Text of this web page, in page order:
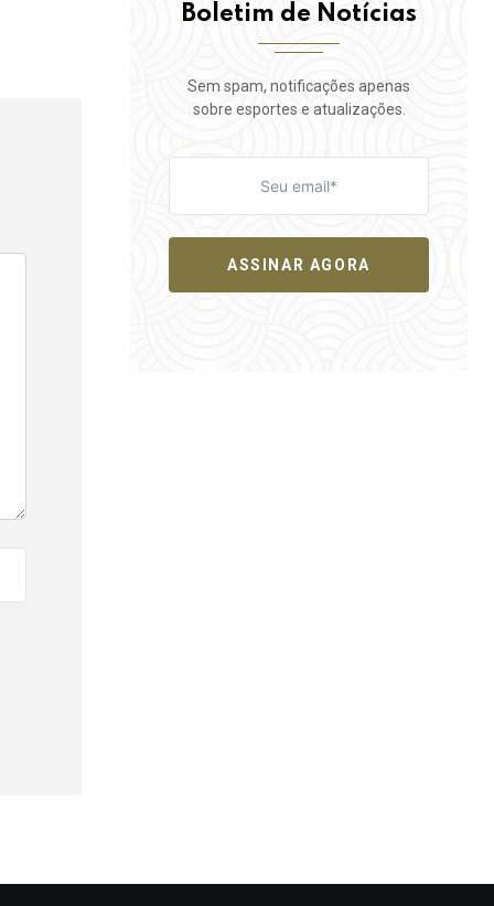
Boletim de Notícias
Sem spam, notificações apenas
sobre esportes e atualizações.
ASSINAR AGORA